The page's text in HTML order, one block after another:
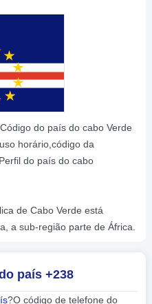
do país do cabo Verde
horário,código da
do país do cabo
de Cabo Verde está
a sub-região parte de África.
país +238
?O código de telefone do